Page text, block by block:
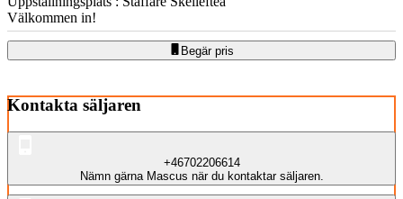
Välkommen in!
Begär pris
Kontakta säljaren
+46702206614
Nämn gärna Mascus när du kontaktar säljaren.